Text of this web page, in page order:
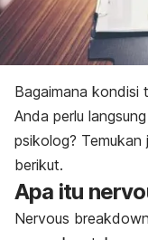
Bagaimana kondisi
Anda perlu
psikolog? Temukan
berikut.
Apa itu
Nervous breakdown